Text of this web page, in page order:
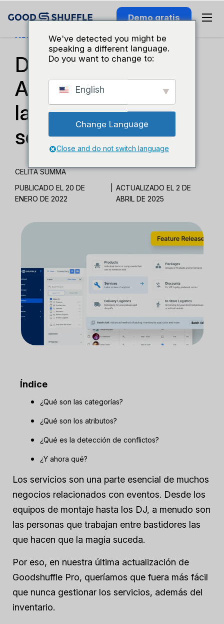
Demo gratis
Actualizaciones De Funciones
Destacado:
Actualizaciones en
la gestión de
servicios
CELITA SUMMA
PUBLICADO EL 20 DE
ENERO DE 2022
ACTUALIZADO EL 2 DE
ABRIL DE 2025
Índice
¿Qué son las categorías?
¿Qué son los atributos?
¿Qué es la detección de conflictos?
¿Y ahora qué?
Los servicios son una parte esencial de muchos
negocios relacionados con eventos. Desde los
equipos de montaje hasta los DJ, a menudo son
las personas que trabajan entre bastidores las
que hacen que la magia suceda.
Por eso, en nuestra última actualización de
Goodshuffle Pro, queríamos que fuera más fácil
que nunca gestionar los servicios, además del
inventario.
We've detected you might be
speaking a different language.
Do you want to change to:
English
Change Language
Close and do not switch language